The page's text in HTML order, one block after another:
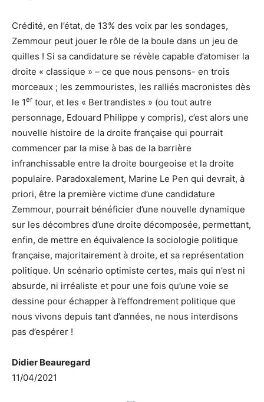
Crédité, en l’état, de 13% des voix par les sondages,
Zemmour peut jouer le rôle de la boule dans un jeu de
quilles ! Si sa candidature se révèle capable d’atomiser la
droite « classique » – ce que nous pensons- en trois
morceaux ; les zemmouristes, les ralliés macronistes dès
le 1er tour, et les « Bertrandistes » (ou tout autre
personnage, Edouard Philippe y compris), c’est alors une
nouvelle histoire de la droite française qui pourrait
commencer par la mise à bas de la barrière
infranchissable entre la droite bourgeoise et la droite
populaire. Paradoxalement, Marine Le Pen qui devrait, à
priori, être la première victime d’une candidature
Zemmour, pourrait bénéficier d’une nouvelle dynamique
sur les décombres d’une droite décomposée, permettant,
enfin, de mettre en équivalence la sociologie politique
française, majoritairement à droite, et sa représentation
politique. Un scénario optimiste certes, mais qui n’est ni
absurde, ni irréaliste et pour une fois qu’une voie se
dessine pour échapper à l’effondrement politique que
nous vivons depuis tant d’années, ne nous interdisons
pas d’espérer !
Didier Beauregard
11/04/2021